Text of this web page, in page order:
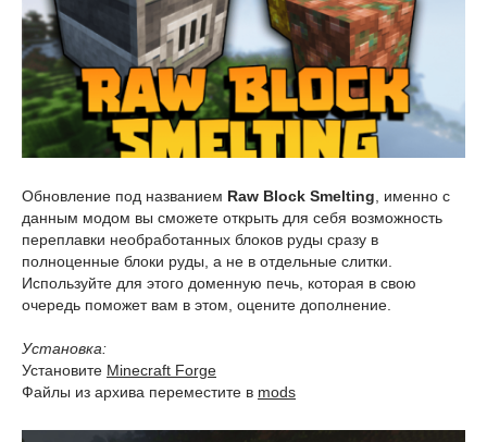
Обновление под названием Raw Block Smelting, именно с
данным модом вы сможете открыть для себя возможность
переплавки необработанных блоков руды сразу в
полноценные блоки руды, а не в отдельные слитки.
Используйте для этого доменную печь, которая в свою
очередь поможет вам в этом, оцените дополнение.
Установка:
Установите Minecraft Forge
Файлы из архива переместите в mods